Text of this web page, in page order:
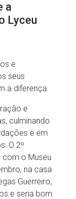
a
Lyceu
e
seus
a diferença.
e
culminando
e em
O 2º
com o Museu
na casa
Guerreiro,
e seria bom